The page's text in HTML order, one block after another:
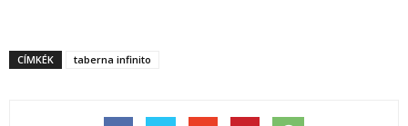
CÍMKÉK taberna infinito